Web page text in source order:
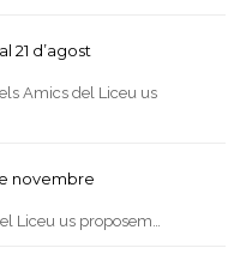
21 d’agost
Amics del Liceu us
novembre
Liceu us proposem…